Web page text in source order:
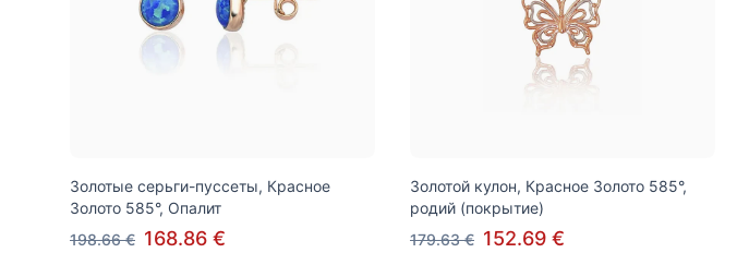
Золотые серьги-пуссеты, Красное
Золото 585°, Опалит
198.66 € 168.86 €
Золотой кулон, Красное Золото 585°,
родий (покрытие)
179.63 € 152.69 €